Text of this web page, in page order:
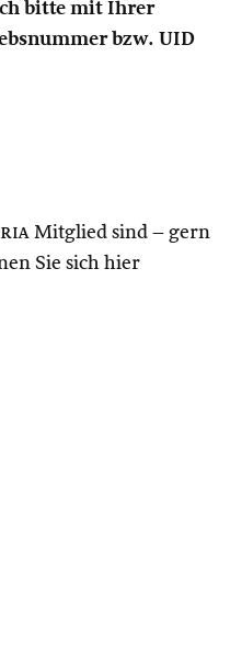
bitte mit Ihrer
bzw. UID
Mitglied sind – gern
Sie sich hier